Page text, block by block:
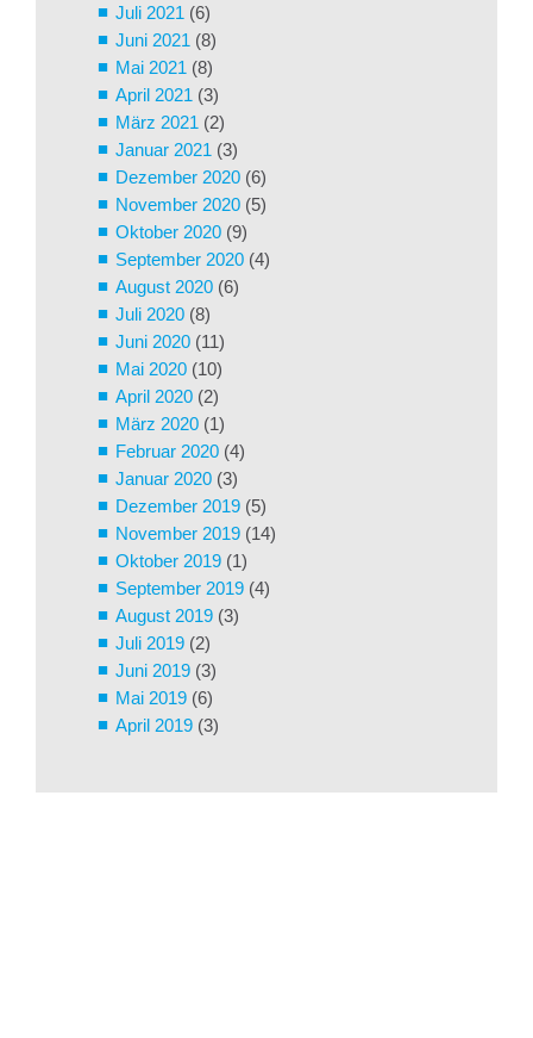
Juli 2021 (6)
Juni 2021 (8)
Mai 2021 (8)
April 2021 (3)
März 2021 (2)
Januar 2021 (3)
Dezember 2020 (6)
November 2020 (5)
Oktober 2020 (9)
September 2020 (4)
August 2020 (6)
Juli 2020 (8)
Juni 2020 (11)
Mai 2020 (10)
April 2020 (2)
März 2020 (1)
Februar 2020 (4)
Januar 2020 (3)
Dezember 2019 (5)
November 2019 (14)
Oktober 2019 (1)
September 2019 (4)
August 2019 (3)
Juli 2019 (2)
Juni 2019 (3)
Mai 2019 (6)
April 2019 (3)